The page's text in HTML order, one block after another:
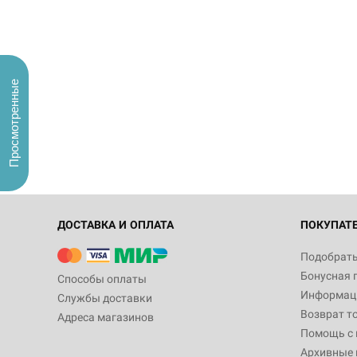
ДОСТАВКА И ОПЛАТА
Способы оплаты
Службы доставки
Адреса магазинов
Бонусная
Возврат
Помощь с
Архивные
Просмотренные